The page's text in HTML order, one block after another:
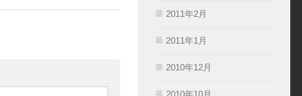
2011年2月
2011年1月
2010年12月
2010年10月